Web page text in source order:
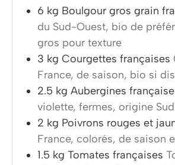
6 kg Boulgour gros grain
du Sud-Ouest, bio de
gros pour texture
3 kg Courgettes françaises
France, de saison, bio si
2.5 kg Aubergines
violette, fermes, origine
2 kg Poivrons rouges et
France, colorés, de saison
1.5 kg Tomates françaises